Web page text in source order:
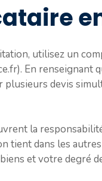
utilisez un
En renseignant
devis
la
tient dans les
et votre degré